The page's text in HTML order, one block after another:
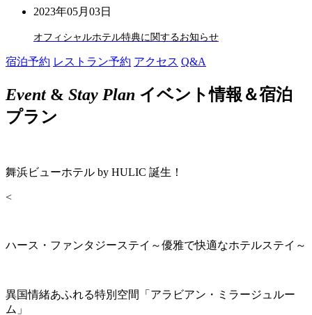
2023年05月03日
オフィシャルホテル特典に関するお知らせ
宿泊予約 レストラン予約 アクセス Q&A
Event& Stay Plan イベント情報＆宿泊
プラン
舞浜ビューホテル by HULIC 誕生！
<
ハース・ファンタジーステイ～優雅で快適なホテルステイ～
異国情緒あふれる特別空間「アラビアン・ミラージュルー
ム」